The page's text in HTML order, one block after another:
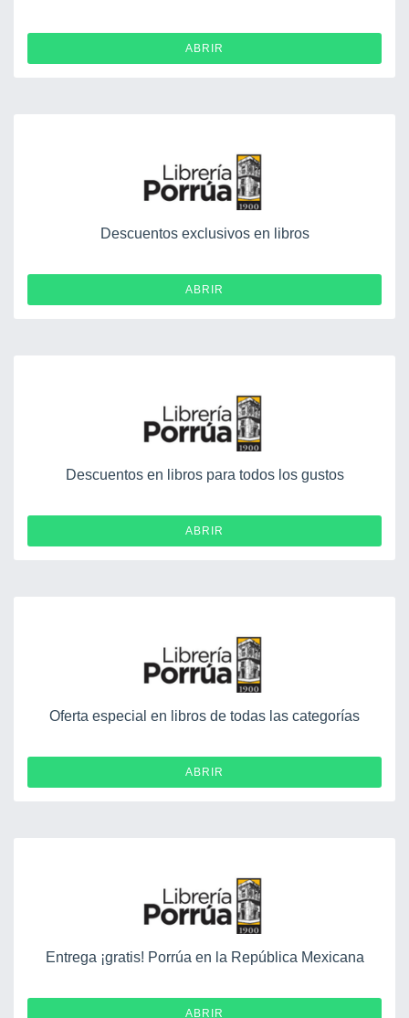
ABRIR
Descuentos exclusivos en libros
ABRIR
Descuentos en libros para todos los gustos
ABRIR
Oferta especial en libros de todas las categorías
ABRIR
Entrega ¡gratis! Porrúa en la República Mexicana
ABRIR